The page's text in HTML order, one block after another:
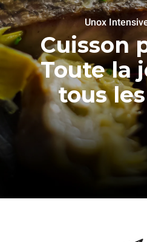
Unox
Cuisson
Toute la
tous